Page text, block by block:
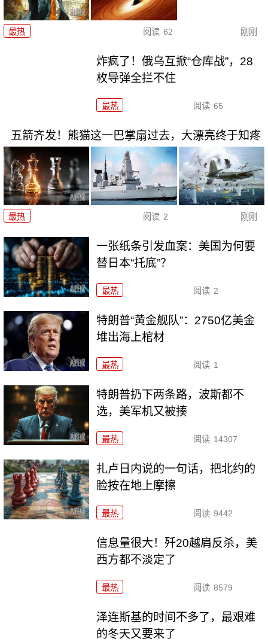
最热 阅读 62 刚刚
炸疯了！俄乌互掀“仓库战”，28
枚导弹全拦不住
最热 阅读 65
五箭齐发！熊猫这一巴掌扇过去，大漂亮终于知疼
最热 阅读 2 刚刚
一张纸条引发血案：美国为何要
替日本“托底”？
最热 阅读 2
特朗普“黄金舰队”：2750亿美金
堆出海上棺材
最热 阅读 1
特朗普扔下两条路，波斯都不
选，美军机又被揍
最热 阅读 14307
扎卢日内说的一句话，把北约的
脸按在地上摩擦
最热 阅读 9442
信息量很大！歼20越肩反杀，美
西方都不淡定了
最热 阅读 8579
泽连斯基的时间不多了，最艰难
的冬天又要来了